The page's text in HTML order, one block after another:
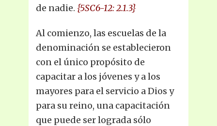
de nadie. {5SC6-12: 2.1.3}
Al comienzo, las escuelas de la
denominación se establecieron
con el único propósito de
capacitar a los jóvenes y a los
mayores para el servicio a Dios y
para su reino, una capacitación
que puede ser lograda sólo